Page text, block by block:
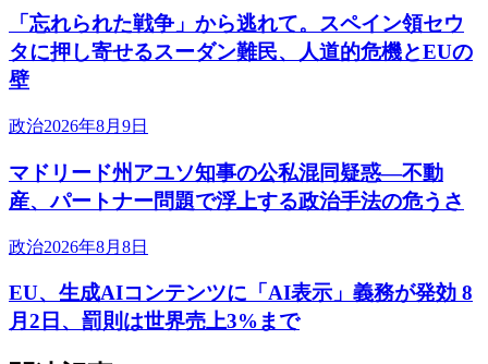
「忘れられた戦争」から逃れて。スペイン領セウ
タに押し寄せるスーダン難民、人道的危機とEUの
壁
政治2026年8月9日
マドリード州アユソ知事の公私混同疑惑―不動
産、パートナー問題で浮上する政治手法の危うさ
政治2026年8月8日
EU、生成AIコンテンツに「AI表示」義務が発効 8
月2日、罰則は世界売上3%まで